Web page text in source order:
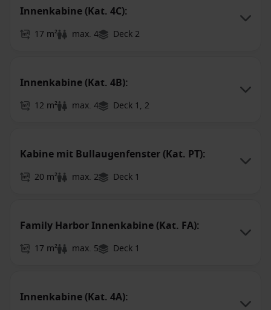
Innenkabine (Kat. 4C):
17 m² max. 4 Deck 2
Innenkabine (Kat. 4B):
12 m² max. 4 Deck 1, 2
Kabine mit Bullaugenfenster (Kat. PT):
20 m² max. 2 Deck 1
Family Harbor Innenkabine (Kat. FA):
17 m² max. 5 Deck 1
Innenkabine (Kat. 4A):